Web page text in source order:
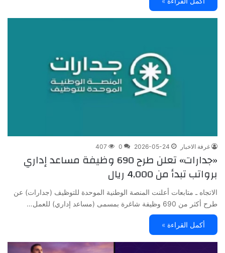
غرفة الاخبار 2026-05-24
0
407
«جدارات» تعلن طرح 690 وظيفة مساعد إداري
برواتب تبدأ من 4,000 ريال
الاتجاه ـ متابعات أعلنت المنصة الوطنية الموحدة للتوظيف (جدارات) عن
طرح أكثر من 690 وظيفة شاغرة بمسمى (مساعد إداري) للعمل…
أكمل القراءة »